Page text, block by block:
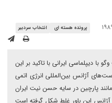
پرونده هسته ای انتخاب سردبیر
با دیپلماسی ایرانی با تاکید بر این
آژانس بین‌المللی انرژی اتمی
پارچین در سایه حسن نیت ایران
آژانس این باور غلط شکل گرفته است